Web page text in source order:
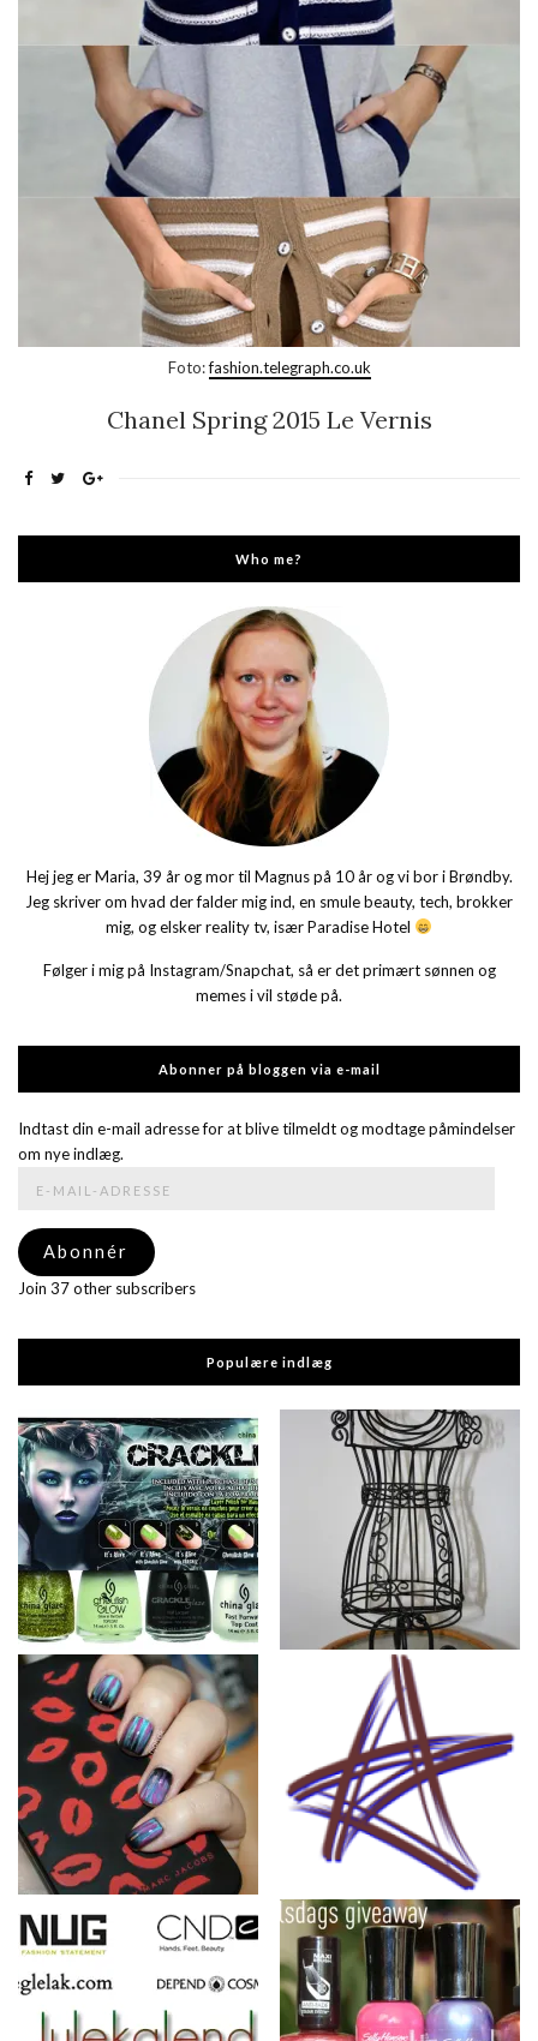
Foto:fashion.telegraph.co.uk
Chanel Spring 2015 Le Vernis
Who me?
Hej jeg er Maria, 39 år og mor til Magnus på 10 år og vi bor i Brøndby.
Jeg skriver om hvad der falder mig ind, en smule beauty, tech, brokker
mig, og elsker reality tv, især Paradise Hotel
Følger i mig på Instagram/Snapchat, så er det primært sønnen og
memes i vil støde på.
Abonner på bloggen via e-mail
Indtast din e-mail adresse for at blive tilmeldt og modtage påmindelser
om nye indlæg.
mail-
adresse
Abonnér
Join 37 other subscribers
Populære indlæg